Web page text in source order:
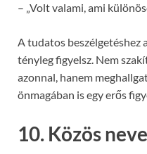
– „Volt valami, ami
A tudatos beszélgetéshez
tényleg figyelsz. Nem
azonnal, hanem
önmagában is egy erős
10. Közös